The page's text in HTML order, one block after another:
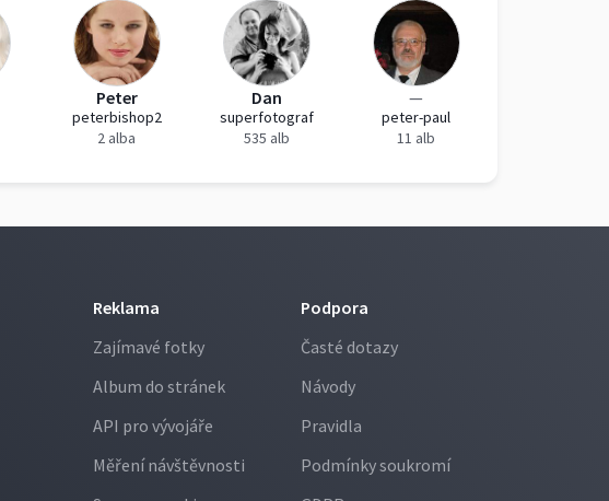
Peter
peterbishop2
2 alba
Dan
superfotograf
535 alb
—
peter-paul
11 alb
Reklama
Zajímavé fotky
Album do stránek
API pro vývojáře
Měření návštěvnosti
Podpora
Časté dotazy
Návody
Pravidla
Podmínky soukromí